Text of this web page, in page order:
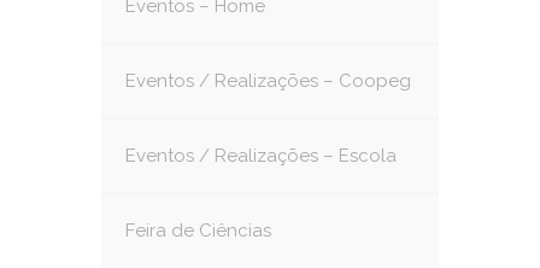
Eventos – Home
Eventos / Realizações – Coopeg
Eventos / Realizações – Escola
Feira de Ciências